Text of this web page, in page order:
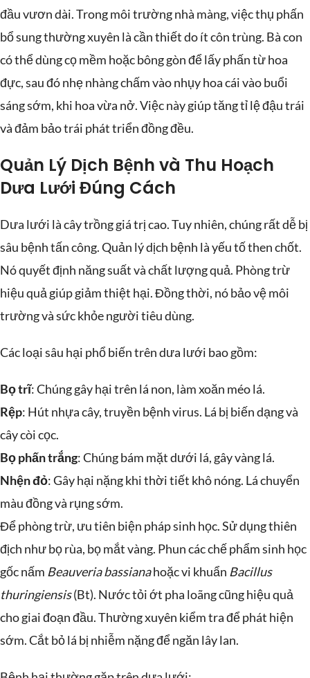
đầu vươn dài. Trong môi trường nhà màng, việc thụ phấn
bổ sung thường xuyên là cần thiết do ít côn trùng. Bà con
có thể dùng cọ mềm hoặc bông gòn để lấy phấn từ hoa
đực, sau đó nhẹ nhàng chấm vào nhụy hoa cái vào buổi
sáng sớm, khi hoa vừa nở. Việc này giúp tăng tỉ lệ đậu trái
và đảm bảo trái phát triển đồng đều.
Quản Lý Dịch Bệnh và Thu Hoạch
Dưa Lưới Đúng Cách
Dưa lưới là cây trồng giá trị cao. Tuy nhiên, chúng rất dễ bị
sâu bệnh tấn công. Quản lý dịch bệnh là yếu tố then chốt.
Nó quyết định năng suất và chất lượng quả. Phòng trừ
hiệu quả giúp giảm thiệt hại. Đồng thời, nó bảo vệ môi
trường và sức khỏe người tiêu dùng.
Các loại sâu hại phổ biến trên dưa lưới bao gồm:
Bọ trĩ: Chúng gây hại trên lá non, làm xoăn méo lá.
Rệp: Hút nhựa cây, truyền bệnh virus. Lá bị biến dạng và
cây còi cọc.
Bọ phấn trắng: Chúng bám mặt dưới lá, gây vàng lá.
Nhện đỏ: Gây hại nặng khi thời tiết khô nóng. Lá chuyển
màu đồng và rụng sớm.
Để phòng trừ, ưu tiên biện pháp sinh học. Sử dụng thiên
địch như bọ rùa, bọ mắt vàng. Phun các chế phẩm sinh học
gốc nấm Beauveria bassianahoặc vi khuẩn Bacillus
thuringiensis(Bt). Nước tỏi ớt pha loãng cũng hiệu quả
cho giai đoạn đầu. Thường xuyên kiểm tra để phát hiện
sớm. Cắt bỏ lá bị nhiễm nặng để ngăn lây lan.